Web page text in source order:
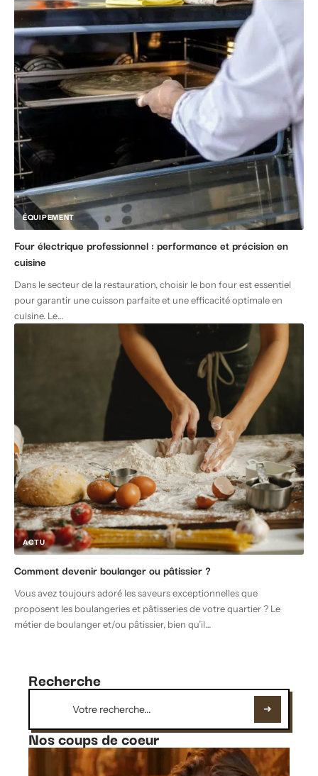
ÉQUIPEMENT
Four électrique professionnel : performance et précision en
cuisine
Dans le secteur de la restauration, choisir le bon four est essentiel
pour garantir une cuisson parfaite et une efficacité optimale en
cuisine. Le…
ACTU
Comment devenir boulanger ou pâtissier ?
Vous avez toujours adoré les saveurs exceptionnelles que
proposent les boulangeries et pâtisseries de votre quartier ? Le
métier de boulanger et/ou pâtissier, bien qu’il…
Recherche
Nos coups de coeur